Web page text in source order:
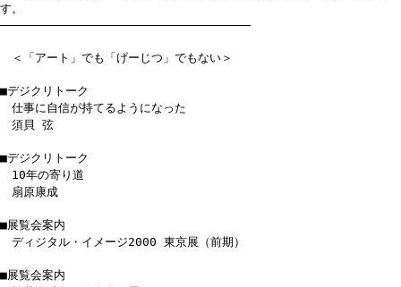
す。
───────────────────────────────────
＜「アート」でも「げーじつ」でもない＞
■デジクリトーク
仕事に自信が持てるようになった
須貝 弦
■デジクリトーク
10年の寄り道
扇原康成
■展覧会案内
ディジタル・イメージ2000 東京展（前期）
■展覧会案内